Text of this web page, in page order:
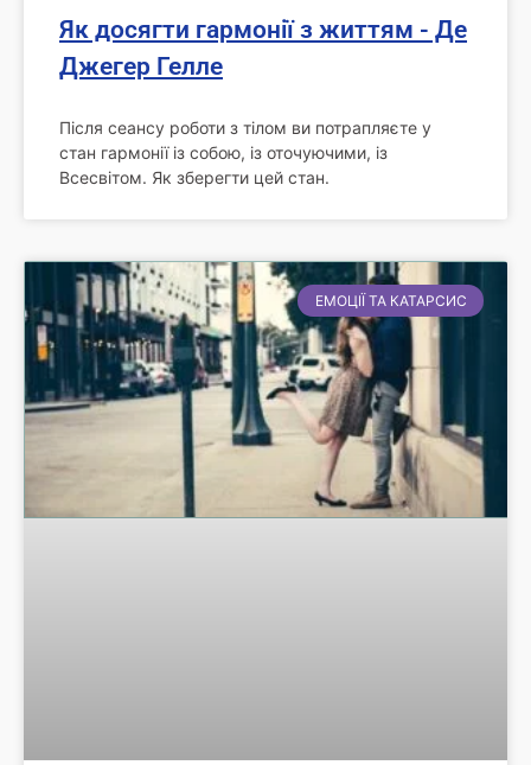
Як досягти гармонії з життям - Де
Джегер Гелле
Після сеансу роботи з тілом ви потрапляєте у
стан гармонії із собою, із оточуючими, із
Всесвітом. Як зберегти цей стан.
ЕМОЦІЇ ТА КАТАРСИС